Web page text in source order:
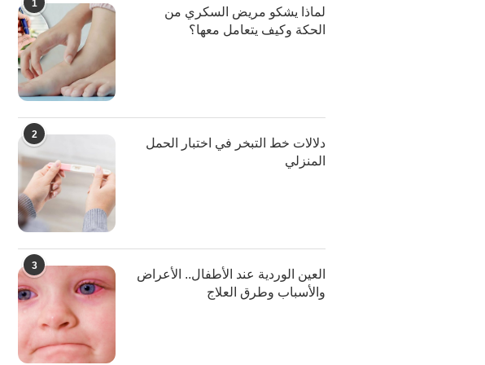
1
لماذا يشكو مريض السكري من
الحكة وكيف يتعامل معها؟
2
دلالات خط التبخر في اختبار الحمل
المنزلي
3
العين الوردية عند الأطفال.. الأعراض
والأسباب وطرق العلاج